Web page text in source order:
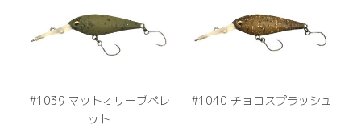
#1039 マットオリーブペレ
ット
#1040 チョコスプラッシュ